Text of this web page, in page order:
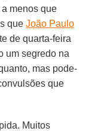
menos que
queJoão Paulo
de quarta-feira
um segredo na
mas pode-
que
Muitos